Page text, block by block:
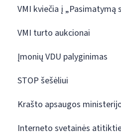
VMI kviečia į „Pasimatymą
VMI turto aukcionai
Įmonių VDU palyginimas
STOP šešėliui
Krašto apsaugos
Interneto svetainės